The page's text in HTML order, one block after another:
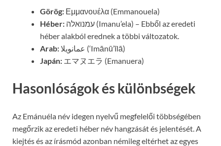
Görög: Εμμανουέλα (Emmanouela)
Héber:
héber alakból erednek a többi változatok.
Arab:
عمانويلا (‘Imānū’īlā)
Japán: エマヌエラ (Emanuera)
Hasonlóságok és különbségek
Az Emánuéla név idegen nyelvű megfelelői többségében
megőrzik az eredeti héber név hangzását és jelentését. A
kiejtés és az írásmód azonban némileg eltérhet az egyes